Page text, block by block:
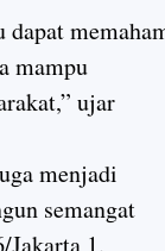
mampu
ujar
menjadi
semangat
1.